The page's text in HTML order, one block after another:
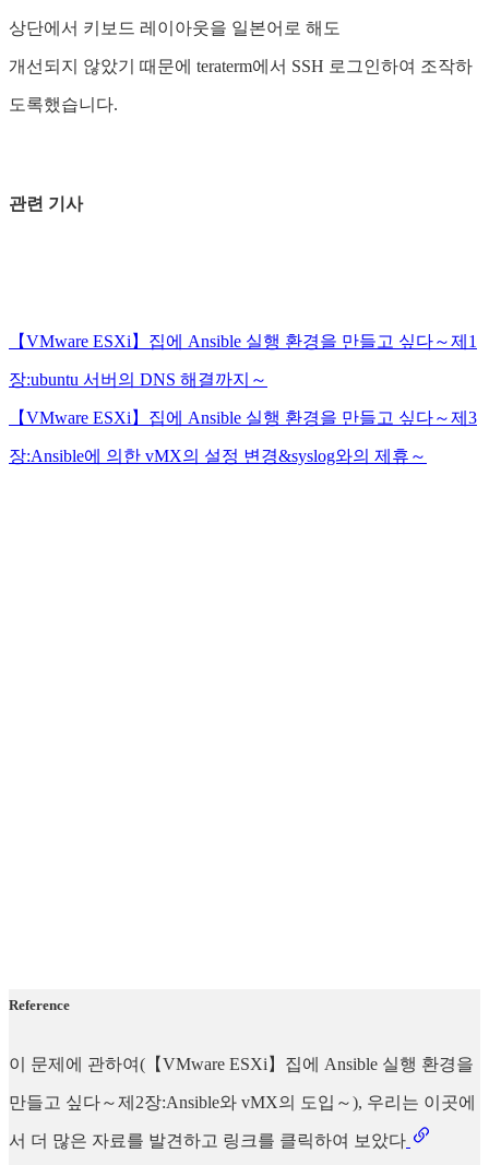
상단에서 키보드 레이아웃을 일본어로 해도
개선되지 않았기 때문에 teraterm에서 SSH 로그인하여 조작하
도록했습니다.
관련 기사
【VMware ESXi】집에 Ansible 실행 환경을 만들고 싶다～제1
장:ubuntu 서버의 DNS 해결까지～
【VMware ESXi】집에 Ansible 실행 환경을 만들고 싶다～제3
장:Ansible에 의한 vMX의 설정 변경&syslog와의 제휴～
Reference
이 문제에 관하여(【VMware ESXi】집에 Ansible 실행 환경을
만들고 싶다～제2장:Ansible와 vMX의 도입～), 우리는 이곳에
서 더 많은 자료를 발견하고 링크를 클릭하여 보았다